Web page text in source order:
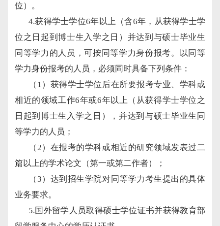
位）。
4.获得学士学位6年以上（含6年，从获得学士学
位之日起到博士生入学之日）并达到与硕士毕业生
同等学力的人员，可按同等学力身份报考。以同等
学力身份报考的人员，必须同时具备下列条件：
（ 1）获得学士学位后在所要报考专业、学科或
相近的领域工作6年或6年以上（从获得学士学位之
日起到博士生入学之日），并达到与硕士毕业生同
等学力的人员；
（2）在报考的学科或相近的研究领域发表过二
篇以上的学术论文（第一或第二作者）；
（3）达到招生学院对同等学力考生提出的具体
业务要求。
5.国外留学人员取得硕士学位证书并获得教育部